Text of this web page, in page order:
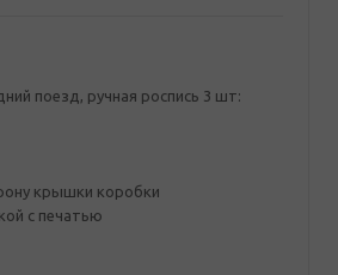
поезд, ручная роспись 3 шт:
крышки коробки
с печатью